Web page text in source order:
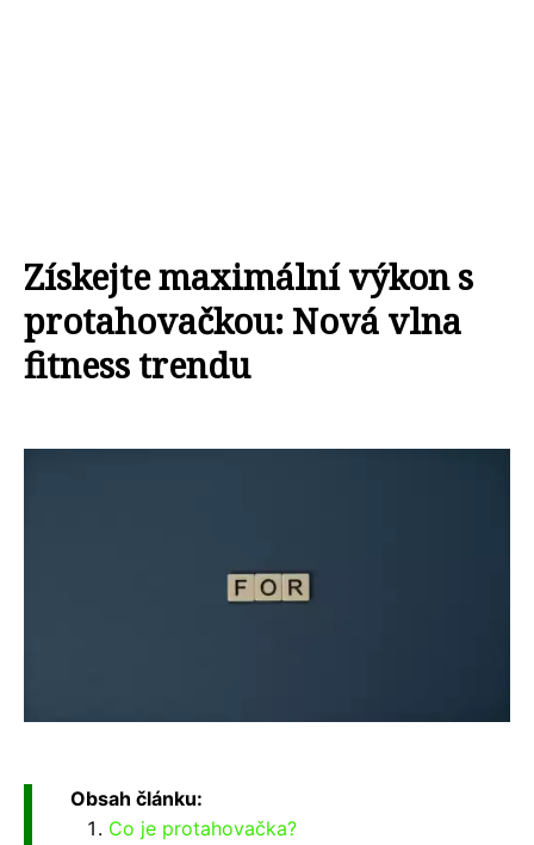
Získejte maximální výkon s
protahovačkou: Nová vlna
fitness trendu
Obsah článku:
Co je protahovačka?